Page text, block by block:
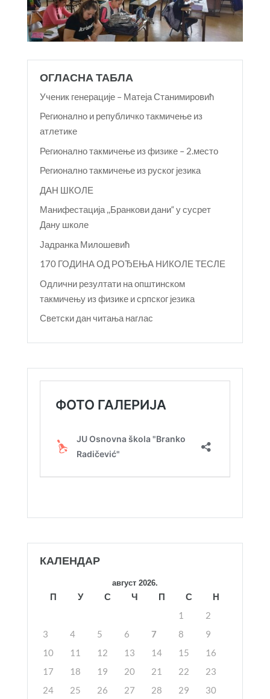
ОГЛАСНА ТАБЛА
Ученик генерације – Матеја Станимировић
Регионално и републичко такмичење из
атлетике
Регионално такмичење из физике – 2.место
Регионално такмичење из руског језика
ДАН ШКОЛЕ
Манифестација ,,Бранкови дани“ у сусрет
Дану школе
Јадранка Милошевић
170 ГОДИНА ОД РОЂЕЊА НИКОЛЕ ТЕСЛЕ
Одлични резултати на општинском
такмичењу из физике и српског језика
Светски дан читања наглас
КАЛЕНДАР
август 2026.
П У С Ч П С
Н
1
2
3
4 5 6 7 8
9
10
11 12 13 14 15
16
17
18 19 20 21 22
23
24
25 26 27 28 29 30